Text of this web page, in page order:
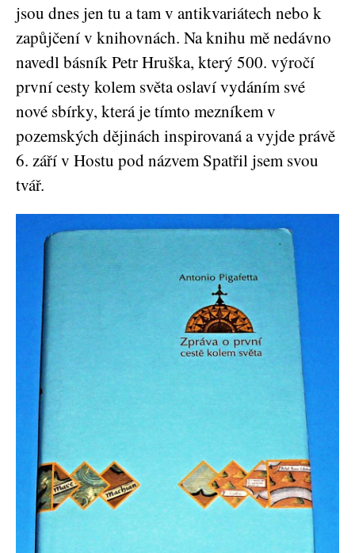
jsou dnes jen tu a tam v antikvariátech nebo k
zapůjčení v knihovnách. Na knihu mě nedávno
navedl básník Petr Hruška, který 500. výročí
první cesty kolem světa oslaví vydáním své
nové sbírky, která je tímto mezníkem v
pozemských dějinách inspirovaná a vyjde právě
6. září v Hostu pod názvem Spatřil jsem svou
tvář.